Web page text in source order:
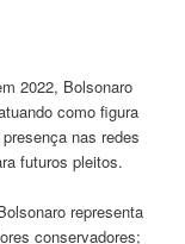
2022, Bolsonaro
como figura
nas redes
futuros pleitos.
representa
conservadores;